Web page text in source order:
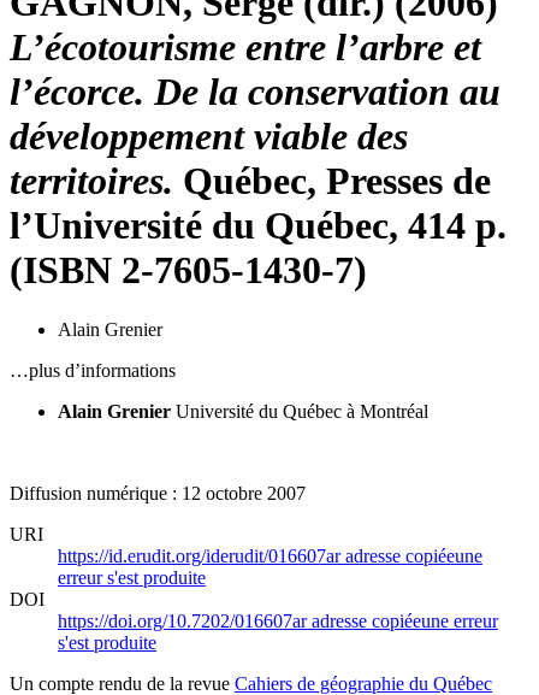
L’écotourisme entre l’arbre et
l’écorce. De la conservation au
développement viable des
territoires. Québec, Presses de
l’Université du Québec, 414 p.
(ISBN 2-7605-1430-7)
Alain Grenier
…plus d’informations
Alain Grenier Université du Québec à Montréal
Diffusion numérique : 12 octobre 2007
URI
https://id.erudit.org/iderudit/016607aradresse copiéeune
erreur s'est produite
DOI
https://doi.org/10.7202/016607aradresse copiéeune erreur
s'est produite
Un compte rendu de la revue Cahiers de géographie du Québec